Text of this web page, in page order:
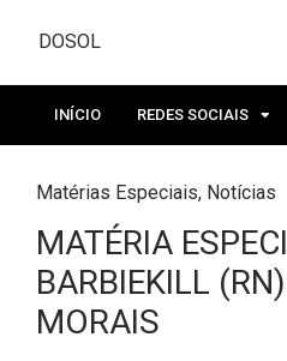
DOSOL
INÍCIO REDES SOCIAIS
Matérias Especiais, Notícias
MATÉRIA
BARBIEKILL
MORAIS